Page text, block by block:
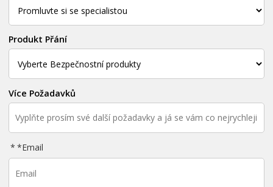
Produkt Přání
Více Požadavků
*Email